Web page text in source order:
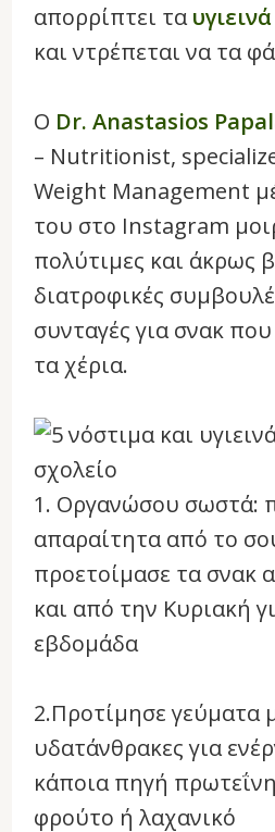
απορρίπτει τα
και ντρέπεται να τα
Ο Dr. Anastasios
– Nutritionist,
Weight Management
του στο Instagram
πολύτιμες και άκρως
διατροφικές
συνταγές για σνακ
τα χέρια.
1. Οργανώσου σωστά:
απαραίτητα από το
προετοίμασε τα σνακ
και από την Κυριακή
εβδομάδα
2.Προτίμησε γεύματα
υδατάνθρακες για
κάποια πηγή
φρούτο ή λαχανικό